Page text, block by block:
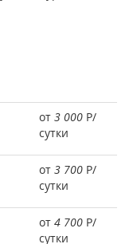
от 3 000 Р/
сутки
от 3 700 Р/
сутки
от 4 700 Р/
сутки